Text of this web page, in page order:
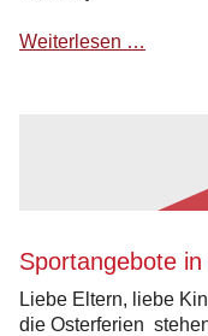
Weiterlesen …
Sportangebote
Liebe Eltern, liebe
die Osterferien